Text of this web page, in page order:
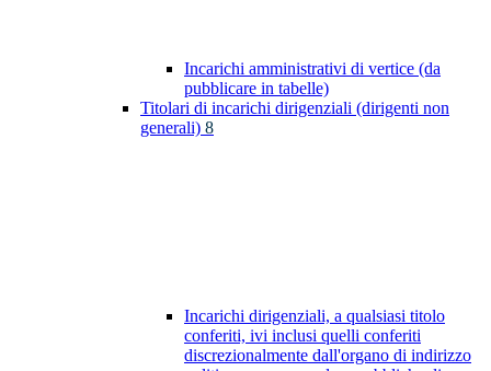
Incarichi amministrativi di vertice (da
pubblicare in tabelle)
Titolari di incarichi dirigenziali (dirigenti non
generali) 8
Incarichi dirigenziali, a qualsiasi titolo
conferiti, ivi inclusi quelli conferiti
discrezionalmente dall'organo di indirizzo